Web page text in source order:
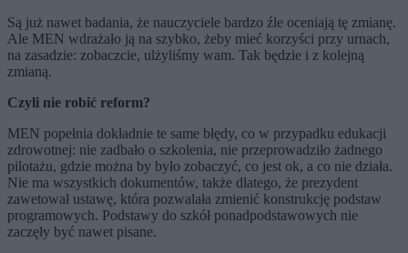
Są już nawet badania, że nauczyciele bardzo źle oceniają tę zmianę.
Ale MEN wdrażało ją na szybko, żeby mieć korzyści przy urnach,
na zasadzie: zobaczcie, ulżyliśmy wam. Tak będzie i z kolejną
zmianą.
Czyli nie robić reform?
MEN popełnia dokładnie te same błędy, co w przypadku edukacji
zdrowotnej: nie zadbało o szkolenia, nie przeprowadziło żadnego
pilotażu, gdzie można by było zobaczyć, co jest ok, a co nie działa.
Nie ma wszystkich dokumentów, także dlatego, że prezydent
zawetował ustawę, która pozwalała zmienić konstrukcję podstaw
programowych. Podstawy do szkół ponadpodstawowych nie
zaczęły być nawet pisane.